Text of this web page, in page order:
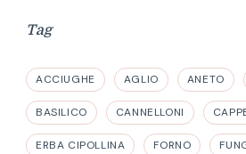
Tag
ACCIUGHE AGLIO ANETO
BASILICO CANNELLONI
ERBA CIPOLLINA FORNO